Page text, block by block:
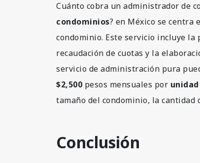
Cuánto cobra un administrador de
condominios? en México se
condominio. Este servicio incluye
recaudación de cuotas y la
servicio de administración pura
$2,500 pesos mensuales por unidad
tamaño del condominio, la cantidad
Conclusión